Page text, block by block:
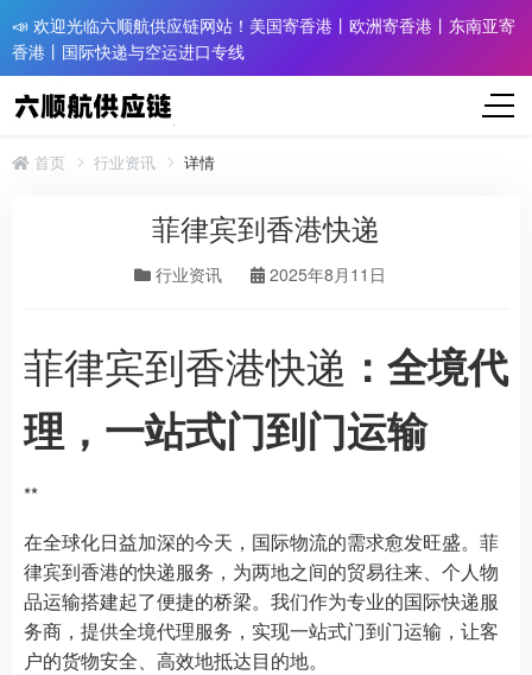
📣 欢迎光临六顺航供应链网站！美国寄香港丨欧洲寄香港丨东南亚寄
香港丨国际快递与空运进口专线
首页 行业资讯 详情
菲律宾到香港快递
行业资讯 2025年8月11日
菲律宾到香港快递 ：全境代
理，一站式门到门运输
**
在全球化日益加深的今天，国际物流的需求愈发旺盛。菲
律宾到香港的快递服务，为两地之间的贸易往来、个人物
品运输搭建起了便捷的桥梁。我们作为专业的国际快递服
务商，提供全境代理服务，实现一站式门到门运输，让客
户的货物安全、高效地抵达目的地。